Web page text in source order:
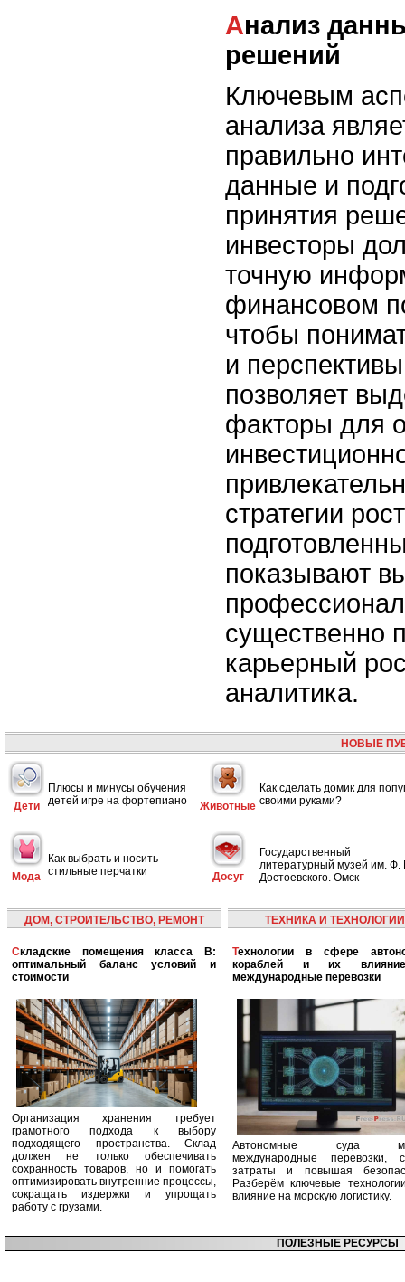
Анализ данных для принятия
решений
Ключевым
анализа
правильно
данные и
принятия
инвесторы
точную
финансовом
чтобы
и
позволяет
факторы для
стратегии
показывают
существенно
карьерный
аналитика.
НОВЫЕ
Дети
Плюсы и минусы обучения
детей игре на фортепиано
Животные
Как сделать домик для
своими руками?
Мода
Как выбрать и носить
стильные перчатки
Досуг
Государственный
литературный музей им. Ф.
Достоевского. Омск
ДОМ, СТРОИТЕЛЬСТВО, РЕМОНТ
Складские помещения класса B:
оптимальный баланс условий и
стоимости
Организация хранения требует
грамотного подхода к выбору
подходящего пространства. Склад
должен не только обеспечивать
сохранность товаров, но и помогать
оптимизировать внутренние процессы,
сокращать издержки и упрощать
работу с грузами.
ТЕХНИКА И ТЕХНОЛОГИИ
Технологии в сфере автономных
кораблей и их
международные перевозки
Автономные суда
международные перевозки,
затраты и повышая
Разберём ключевые
влияние на морскую логистику.
ПОЛЕЗНЫЕ РЕСУРСЫ